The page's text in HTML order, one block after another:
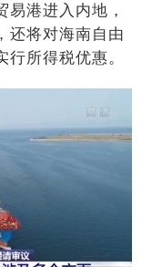
港进入内地，
还将对海南自由
所得税优惠。